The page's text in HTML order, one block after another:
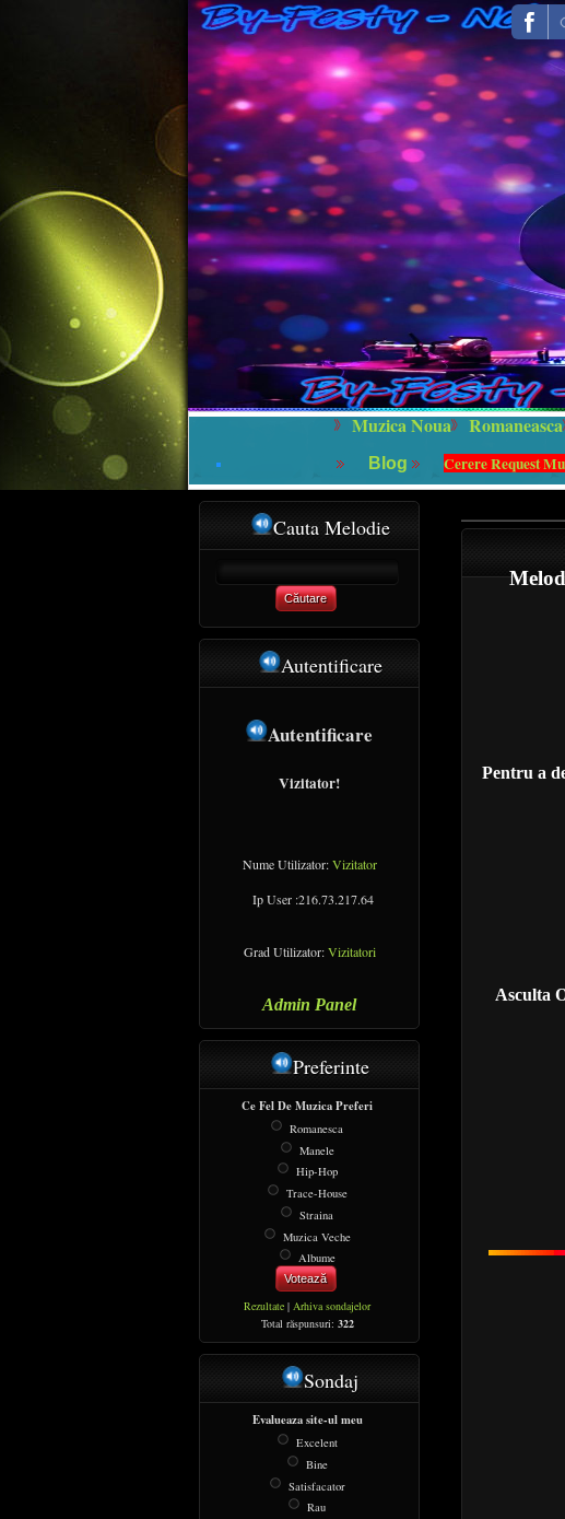
Muzica Noua Romaneasca
Blog
Cerere Request
Cauta Melodie
Căutare
Autentificare
Autentificare
Vizitator!
Nume Utilizator:Vizitator
Ip User :216.73.217.64
Grad Utilizator:Vizitatori
Admin Panel
Preferinte
Ce Fel De Muzica Preferi
Romanesca
Manele
Hip-Hop
Trace-House
Straina
Muzica Veche
Albume
Votează
Rezultate |Arhiva sondajelor
Total răspunsuri: 322
Sondaj
Evalueaza site-ul meu
Excelent
Bine
Satisfacator
Rau
Pentru a
Asculta